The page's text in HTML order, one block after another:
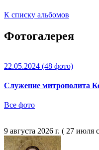
К списку альбомов
Фотогалерея
22.05.2024 (48 фото)
Служение митрополита
Все фото
9 августа 2026 г. ( 27 июля